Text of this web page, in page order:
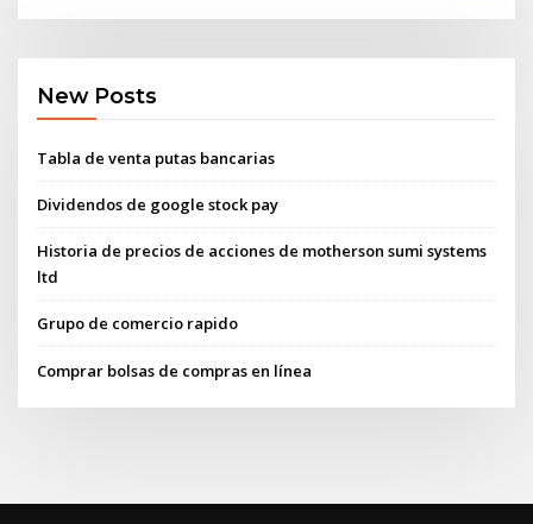
New Posts
Tabla de venta putas bancarias
Dividendos de google stock pay
Historia de precios de acciones de motherson sumi systems
ltd
Grupo de comercio rapido
Comprar bolsas de compras en línea